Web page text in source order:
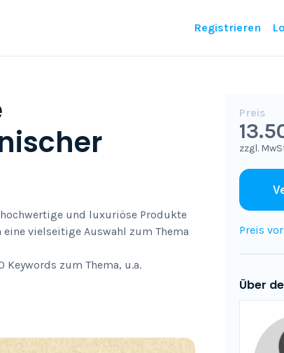
Registrieren
und luxuriöse Produkte
vielseitige Auswahl zum Thema
zum Thema, u.a.
Preis
zzgl.
Preis
Über